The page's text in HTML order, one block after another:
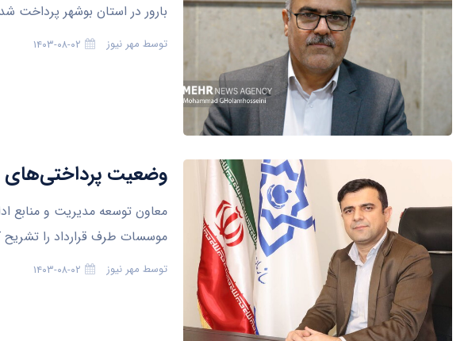
بارور در استان بوشهر پرداخت
توسط مهر نیوز ۱۴۰۳-۰۸-۰۲
وضعیت پرداختی‌های
معاون توسعه مدیریت و منابع
موسسات طرف قرارداد را تشریح
توسط مهر نیوز ۱۴۰۳-۰۸-۰۲